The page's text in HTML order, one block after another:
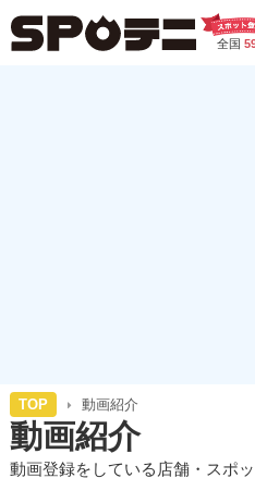
全国
TOP 動画紹介
動画紹介
動画登録をしている店舗・スポ